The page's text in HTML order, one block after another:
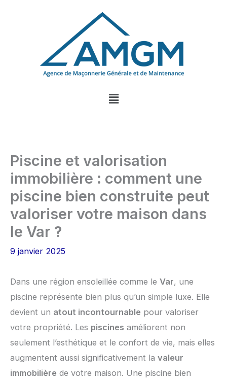
Menu
Piscine et valorisation
immobilière : comment une
piscine bien construite peut
valoriser votre maison dans
le Var ?
9 janvier 2025
Dans une région ensoleillée comme le Var, une
piscine représente bien plus qu’un simple luxe. Elle
devient un atout incontournable pour valoriser
votre propriété. Les piscines améliorent non
seulement l’esthétique et le confort de vie, mais elles
augmentent aussi significativement la valeur
immobilière de votre maison. Une piscine bien